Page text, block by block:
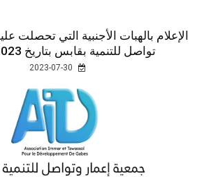
الإعلام بالهبات الأجنبية التي تحصلت
تواصل للتنمية بقابس بتاريخ 14/07/2023.